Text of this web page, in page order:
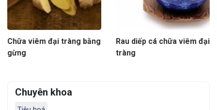
Chữa viêm đại tràng bằng
gừng
Rau diếp cá chữa viêm đại
tràng
Chuyên khoa